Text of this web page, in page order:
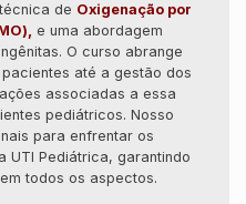
de Oxigenação por
e uma abordagem
O curso abrange
até a gestão dos
associadas a essa
pediátricos. Nosso
para enfrentar os
UTI Pediátrica, garantindo
todos os aspectos.